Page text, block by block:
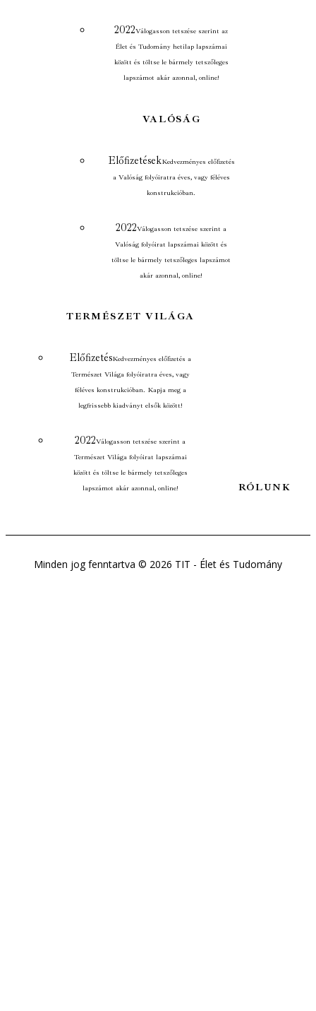
2022Válogasson tetszése szerint az
Élet és Tudomány hetilap lapszámai
között és töltse le bármely tetszőleges
lapszámot akár azonnal, online!
VALÓSÁG
ElőfizetésekKedvezményes előfizetés
a Valóság folyóiratra éves, vagy féléves
konstrukcióban.
2022Válogasson tetszése szerint a
Valóság folyóirat lapszámai között és
töltse le bármely tetszőleges lapszámot
akár azonnal, online!
TERMÉSZET VILÁGA
ElőfizetésKedvezményes előfizetés a
Természet Világa folyóiratra éves, vagy
féléves konstrukcióban. Kapja meg a
legfrissebb kiadványt elsők között!
2022Válogasson tetszése szerint a
Természet Világa folyóirat lapszámai
között és töltse le bármely tetszőleges
lapszámot akár azonnal, online!
RÓLUNK
Minden jog fenntartva © 2026 TIT - Élet és Tudomány